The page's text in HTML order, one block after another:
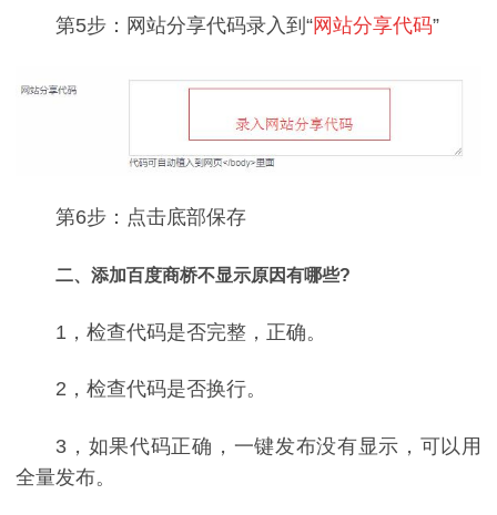
第5步：网站分享代码录入到“网站分享代码”
第6步：点击底部保存
二、添加百度商桥不显示原因有哪些?
1，检查代码是否完整，正确。
2，检查代码是否换行。
3，如果代码正确，一键发布没有显示，可以用
全量发布。